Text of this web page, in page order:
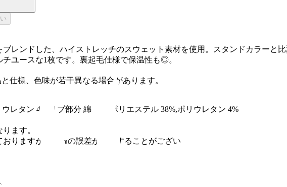
レンドした、ハイストレッチのスウェット素材を使用。スタンドカラーと
ユースな1枚です。裏起毛仕様で保温性も◎。
仕様、色味が若干異なる場合があります。
レタン 4% リブ部分 綿 58%,ポリエステル 38%,ポリウレタン 4%
ます。
りますが、数㎝の誤差が発生することがございます。